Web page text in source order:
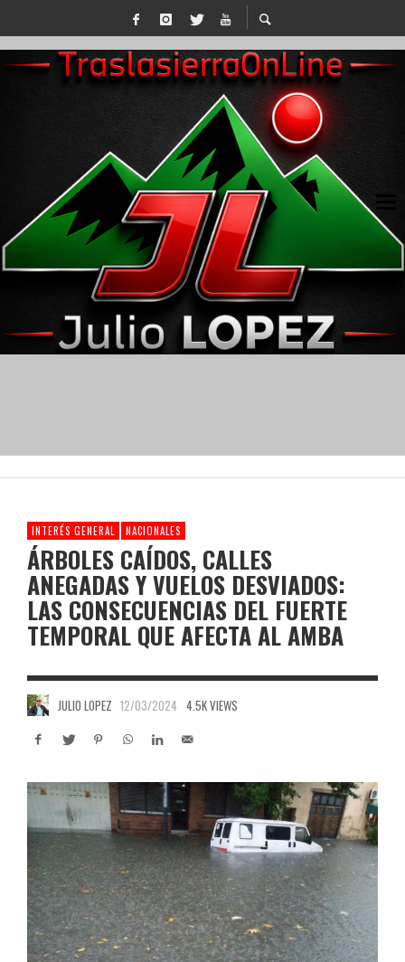
INTERÉS GENERAL NACIONALES
ÁRBOLES CAÍDOS, CALLES
ANEGADAS Y VUELOS DESVIADOS:
LAS CONSECUENCIAS DEL FUERTE
TEMPORAL QUE AFECTA AL AMBA
JULIO LOPEZ 12/03/2024 4.5K VIEWS